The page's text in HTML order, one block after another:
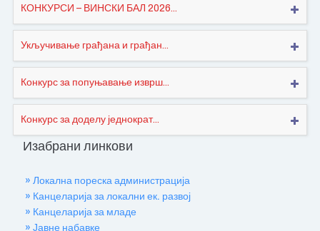
КОНКУРСИ – ВИНСКИ БАЛ 2026...
Укључивање грађана и грађан...
Конкурс за попуњавање изврш...
Конкурс за доделу једнократ...
Изабрани линкови
» Локална пореска администрација
» Канцеларија за локални ек. развој
» Канцеларија за младе
» Јавне набавке